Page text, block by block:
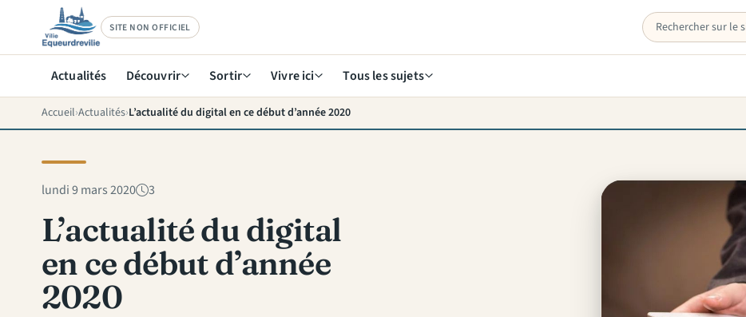
SITE NON OFFICIEL
Actualités Découvrir Sortir Vivre ici Tous les sujets
Accueil Actualités L’actualité du digital en ce début d’année 2020
lundi 9 mars 2020 3
L’actualité du digital
en ce début d’année
2020